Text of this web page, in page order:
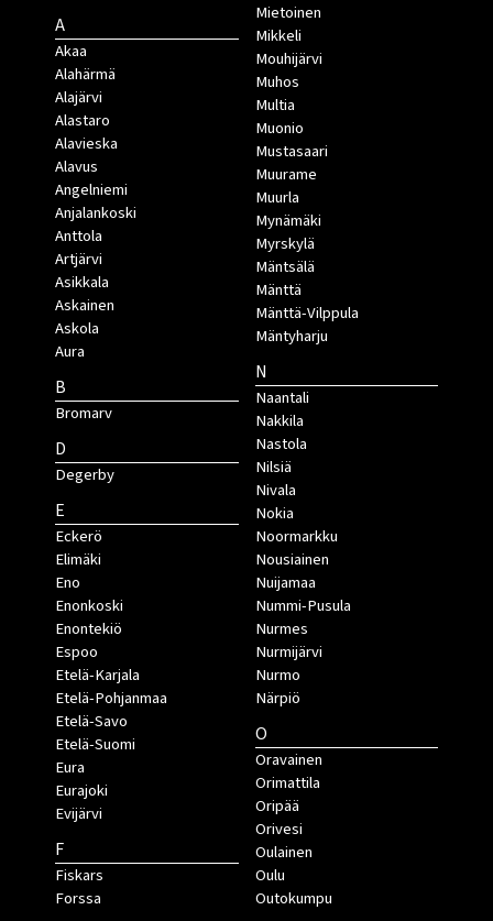
A
Akaa
Alahärmä
Alajärvi
Alastaro
Alavieska
Alavus
Angelniemi
Anjalankoski
Anttola
Artjärvi
Asikkala
Askainen
Askola
Aura
B
Bromarv
D
Degerby
E
Eckerö
Elimäki
Eno
Enonkoski
Enontekiö
Espoo
Etelä-Karjala
Etelä-Pohjanmaa
Etelä-Savo
Etelä-Suomi
Eura
Eurajoki
Evijärvi
F
Fiskars
Forssa
Mietoinen
Mikkeli
Mouhijärvi
Muhos
Multia
Muonio
Mustasaari
Muurame
Muurla
Mynämäki
Myrskylä
Mäntsälä
Mänttä
Mänttä-Vilppula
Mäntyharju
N
Naantali
Nakkila
Nastola
Nilsiä
Nivala
Nokia
Noormarkku
Nousiainen
Nuijamaa
Nummi-Pusula
Nurmes
Nurmijärvi
Nurmo
Närpiö
O
Oravainen
Orimattila
Oripää
Orivesi
Oulainen
Oulu
Outokumpu